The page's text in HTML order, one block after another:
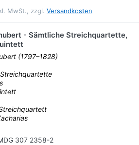
MwSt., zzgl. Versandkosten
- Sämtliche Streichquartette,
(1797–1828)
307 2358-2